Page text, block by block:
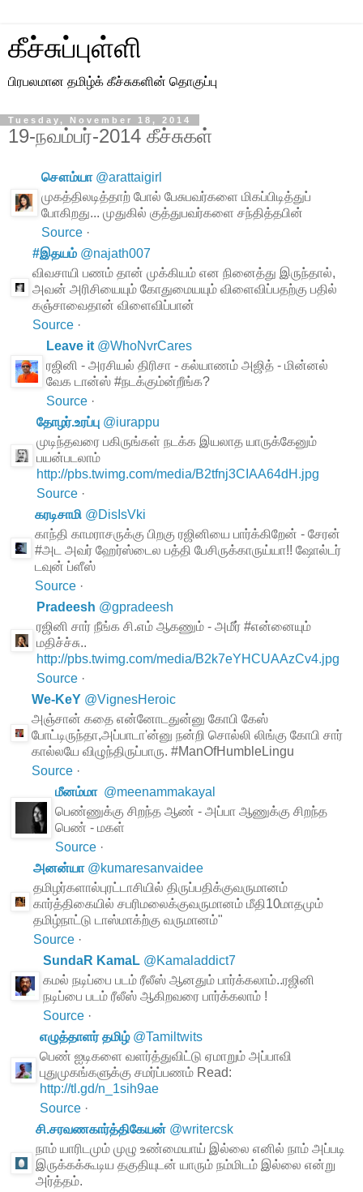
கீச்சுப்புள்ளி
பிரபலமான தமிழ்க் கீச்சுகளின் தொகுப்பு
Tuesday, November 18, 2014
19-நவம்பர்-2014 கீச்சுகள்
சௌம்யா @arattaigirl
முகத்திலடித்தாற் போல் பேசுபவர்களை மிகப்பிடித்துப்
போகிறது... முதுகில் குத்துபவர்களை சந்தித்தபின்
Source ·
#இதயம் @najath007
விவசாயி பணம் தான் முக்கியம் என நினைத்து இருந்தால்,
அவன் அரிசியையும் கோதுமையயும் விளைவிப்பதற்கு பதில்
கஞ்சாவைதான் விளைவிப்பான்
Source ·
Leave it @WhoNvrCares
ரஜினி - அரசியல் திரிசா - கல்யாணம் அஜித் - மின்னல்
வேக டான்ஸ் #நடக்கும்ன்றீங்க?
Source ·
தோழர்.உரப்பு @iurappu
முடிந்தவரை பகிருங்கள் நடக்க இயலாத யாருக்கேனும்
பயன்படலாம்
http://pbs.twimg.com/media/B2tfnj3CIAA64dH.jpg
Source ·
கரடிசாமி @DisIsVki
காந்தி காமராசருக்கு பிறகு ரஜினியை பார்க்கிறேன் - சேரன்
#அட அவர் ஹேர்ஸ்டைல பத்தி பேசிருக்காருய்யா!! ஷோல்டர்
டவுன் ப்ளீஸ்
Source ·
Pradeesh @gpradeesh
ரஜினி சார் நீங்க சி.எம் ஆகணும் - அமீர் #என்னையும்
மதிச்ச்சு..
http://pbs.twimg.com/media/B2k7eYHCUAAzCv4.jpg
Source ·
We-KeY @VignesHeroic
அஞ்சான் கதை என்னோடதுன்னு கோபி கேஸ்
போட்டிருந்தா,அப்பாடா'ன்னு நன்றி சொல்லி லிங்கு கோபி சார்
கால்லயே விழுந்திருப்பாரு. #ManOfHumbleLingu
Source ·
மீனம்மா @meenammakayal
பெண்ணுக்கு சிறந்த ஆண் - அப்பா ஆணுக்கு சிறந்த
பெண் - மகள்
Source ·
அனன்யா @kumaresanvaidee
தமிழர்களால்புரட்டாசியில் திருப்பதிக்குவருமானம்
கார்த்திகையில் சபரிமலைக்குவருமானம் மீதி10மாதமும்
தமிழ்நாட்டு டாஸ்மாக்ற்கு வருமானம்"
Source ·
SundaR KamaL @Kamaladdict7
கமல் நடிப்பை படம் ரீலீஸ் ஆனதும் பார்க்கலாம்..ரஜினி
நடிப்பை படம் ரீலீஸ் ஆகிறவரை பார்க்கலாம் !
Source ·
எழுத்தாளர் தமிழ் @Tamiltwits
பெண் ஐடிகளை வளர்த்துவிட்டு ஏமாறும் அப்பாவி
புதுமுகங்களுக்கு சமர்ப்பணம் Read:
http://tl.gd/n_1sih9ae
Source ·
சி.சரவணகார்த்திகேயன் @writercsk
நாம் யாரிடமும் முழு உண்மையாய் இல்லை எனில் நாம் அப்படி
இருக்கக்கூடிய தகுதியுடன் யாரும் நம்மிடம் இல்லை என்று
அர்த்தம்.